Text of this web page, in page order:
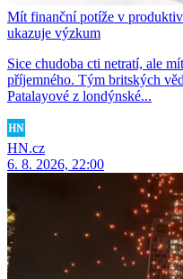
Mít finanční potíže v
ukazuje výzkum
Sice chudoba cti netratí, ale
příjemného. Tým britských
Patalayové z londýnské...
HN.cz
6. 8. 2026, 22:00